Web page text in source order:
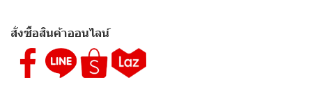
สั่งซื้อสินค้าออนไลน์